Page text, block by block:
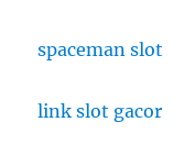
spaceman slot
link slot gacor